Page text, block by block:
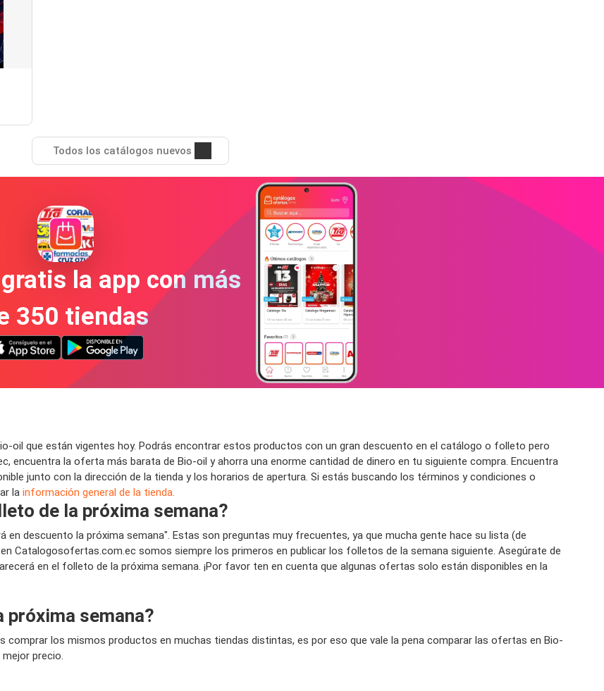
Todos los catálogos nuevos
la app con más
350 tiendas
oil que están vigentes hoy. Podrás encontrar estos productos con un gran descuento en el catálogo o folleto pero
encuentra la oferta más barata de Bio-oil y ahorra una enorme cantidad de dinero en tu siguiente compra. Encuentra
junto con la dirección de la tienda y los horarios de apertura. Si estás buscando los términos y condiciones o
la información general de la tienda.
de la próxima semana?
en descuento la próxima semana". Estas son preguntas muy frecuentes, ya que mucha gente hace su lista (de
Catalogosofertas.com.ec somos siempre los primeros en publicar los folletos de la semana siguiente. Asegúrate de
en el folleto de la próxima semana. ¡Por favor ten en cuenta que algunas ofertas solo están disponibles en la
próxima semana?
comprar los mismos productos en muchas tiendas distintas, es por eso que vale la pena comparar las ofertas en Bio-
precio.